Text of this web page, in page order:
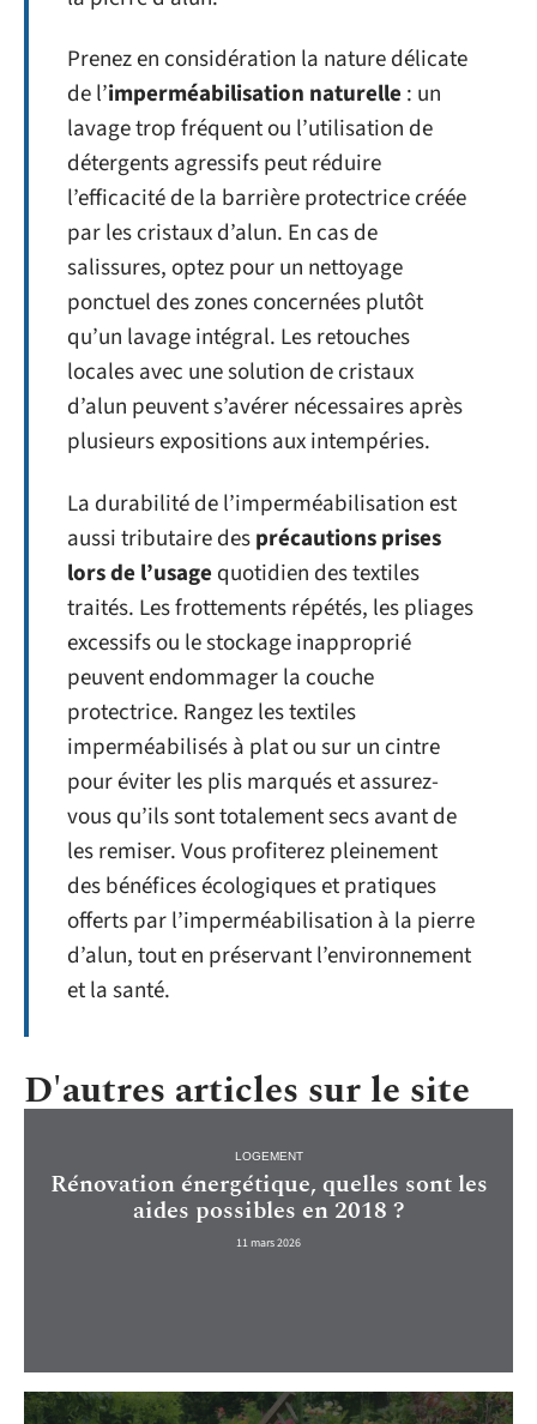
Prenez en considération la nature délicate
de l’imperméabilisation naturelle : un
lavage trop fréquent ou l’utilisation de
détergents agressifs peut réduire
l’efficacité de la barrière protectrice créée
par les cristaux d’alun. En cas de
salissures, optez pour un nettoyage
ponctuel des zones concernées plutôt
qu’un lavage intégral. Les retouches
locales avec une solution de cristaux
d’alun peuvent s’avérer nécessaires après
plusieurs expositions aux intempéries.
La durabilité de l’imperméabilisation est
aussi tributaire desprécautions prises
lors de l’usage quotidien des textiles
traités. Les frottements répétés, les pliages
excessifs ou le stockage inapproprié
peuvent endommager la couche
protectrice. Rangez les textiles
imperméabilisés à plat ou sur un cintre
pour éviter les plis marqués et assurez-
vous qu’ils sont totalement secs avant de
les remiser. Vous profiterez pleinement
des bénéfices écologiques et pratiques
offerts par l’imperméabilisation à la pierre
d’alun, tout en préservant l’environnement
et la santé.
D'autres articles sur le site
LOGEMENT
Rénovation énergétique, quelles sont les
aides possibles en 2018 ?
11 mars 2026